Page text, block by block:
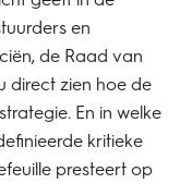
en
de Raad van
direct zien hoe de
En in welke
kritieke
presteert op